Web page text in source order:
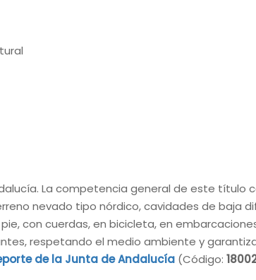
La competencia general de este título
nevado tipo nórdico, cavidades de baja
con cuerdas, en bicicleta, en
respetando el medio ambiente y
de la Junta de Andalucía (Código: